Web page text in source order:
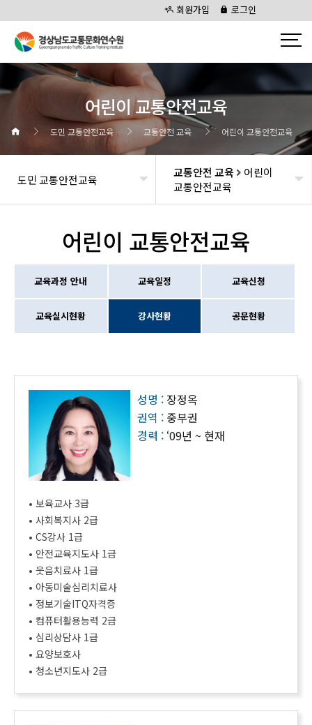
회원가입 로그인
어린이 교통안전교육
도민 교통안전교육 교통안전 교육 어린이 교통안전교육
도민 교통안전교육 교통안전 교육
어린이
교통안전교육
어린이 교통안전교육
교육과정 안내 교육일정 교육신청
교육실시현황 강사현황 공문현황
성명 : 장정옥
권역 : 중부권
경력 : ‘09년 ~ 현재
• 보육교사 3급
• 사회복지사 2급
• CS강사 1급
• 안전교육지도사 1급
• 웃음치료사 1급
• 아동미술심리치료사
• 정보기술ITQ자격증
• 컴퓨터활용능력 2급
• 심리상담사 1급
• 요양보호사
• 청소년지도사 2급